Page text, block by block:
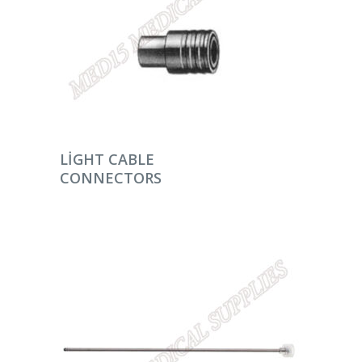
DEVAMINI OKU
LIGHT CABLE
CONNECTORS